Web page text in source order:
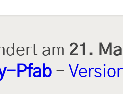
am 21.
Pfab -